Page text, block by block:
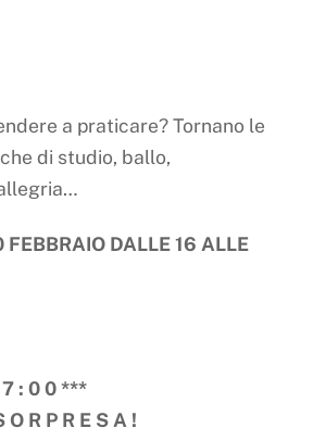
a praticare? Tornano le
di studio, ballo,
FEBBRAIO DALLE 16 ALLE
7 : 0 0 ***
R P R E S A !